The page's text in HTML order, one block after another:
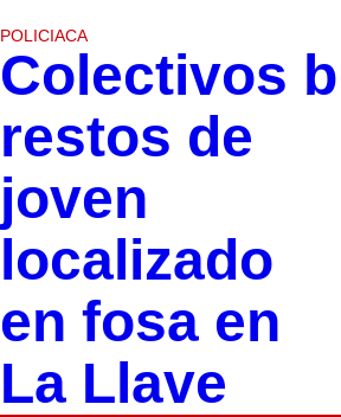
POLICIACA
Colectivos
restos de
joven
localizado
en fosa en
La Llave